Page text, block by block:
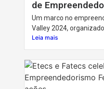
de
Um marco no
Valley 2024,
Leia mais